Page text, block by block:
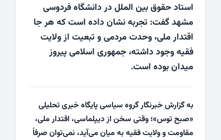
استاد حقوق بین الملل در دانشگاه فردوسی
مشهد گفت: تجربه نشان داده است که هر جا
اقتدار ملی، وحدت مردمی و تبعیت از ولایت
فقیه وجود داشته، جمهوری اسلامی پیروز
میدان بوده است.
به گزارش خبرنگار گروه سیاسی پایگاه خبری تحلیلی
«صبح توس»؛ وقتی سخن از دیپلماسی، اقتدار ملی،
مقاومت و ولایت فقیه به میان می‌آید، نمی‌توان صرفاً